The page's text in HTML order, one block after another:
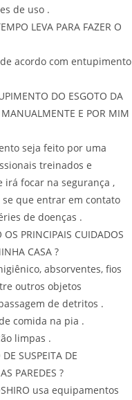
de uso .
LEVA PARA FAZER O
acordo com entupimento
DO ESGOTO DA
E POR MIM
seja feito por uma
treinados e
irá focar na segurança ,
que entrar em contato
de doenças .
PRINCIPAIS CUIDADOS
CASA ?
absorventes, fios
outros objetos
de detritos .
comida na pia .
limpas .
SUSPEITA DE
PAREDES ?
usa equipamentos